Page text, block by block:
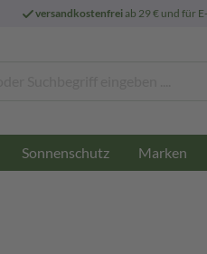
versandkostenfreiab 29 € und für
Sonnenschutz Marken